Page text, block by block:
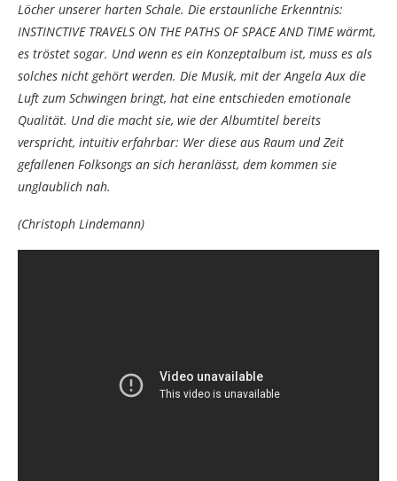
Löcher unserer harten Schale. Die erstaunliche Erkenntnis:
INSTINCTIVE TRAVELS ON THE PATHS OF SPACE AND TIME wärmt,
es tröstet sogar. Und wenn es ein Konzeptalbum ist, muss es als
solches nicht gehört werden. Die Musik, mit der Angela Aux die
Luft zum Schwingen bringt, hat eine entschieden emotionale
Qualität. Und die macht sie, wie der Albumtitel bereits
verspricht, intuitiv erfahrbar: Wer diese aus Raum und Zeit
gefallenen Folksongs an sich heranlässt, dem kommen sie
unglaublich nah.
(Christoph Lindemann)